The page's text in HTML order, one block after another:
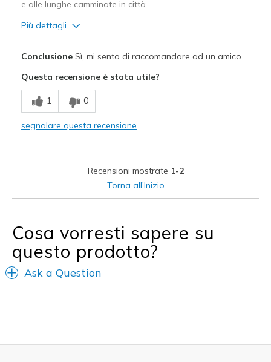
e alle lunghe camminate in città.
Più dettagli
Design attrattivo
In stile
Abbigliamento casual
Larghezza
Larghezza giusta
Taglie
Punti di vista sulle scarpe
ConclusioneSì, mi sento di raccomandare ad un amico
Questa recensione è stata utile?
1 0
segnalare questa recensione
Recensioni mostrate 1-2
Torna all'Inizio
Cosa vorresti sapere su
questo prodotto?
Ask a Question